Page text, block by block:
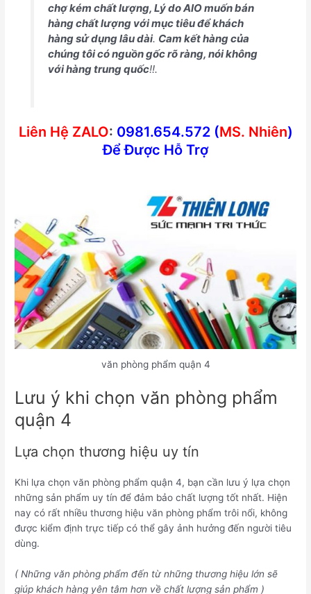
chợ kém chất lượng, Lý do AIO muốn bán
hàng chất lượng với mục tiêu để khách
hàng sử dụng lâu dài. Cam kết hàng của
chúng tôi có nguồn gốc rõ ràng, nói không
với hàng trung quốc!!.
Liên Hệ ZALO: 0981.654.572 (MS. Nhiên)
Để Được Hỗ Trợ
văn phòng phẩm quận 4
Lưu ý khi chọn văn phòng phẩm
quận 4
Lựa chọn thương hiệu uy tín
Khi lựa chọn văn phòng phẩm quận 4, bạn cần lưu ý lựa chọn
những sản phẩm uy tín để đảm bảo chất lượng tốt nhất. Hiện
nay có rất nhiều thương hiệu văn phòng phẩm trôi nổi, không
được kiểm định trực tiếp có thể gây ảnh hưởng đến người tiêu
dùng.
( Những văn phòng phẩm đến từ những thương hiệu lớn sẽ
giúp khách hàng yên tâm hơn về chất lượng sản phẩm )